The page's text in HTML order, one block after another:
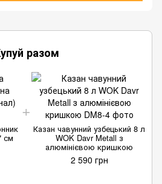
разом
см
Казан чавунний узбецький 8 л
WOK Davr Metall з
алюмінієвою кришкою
2 590 грн